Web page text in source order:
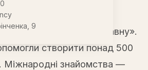
9
досвідом у цій
вони заснували «Ярославну».
створити понад 500
Міжнародні знайомства —